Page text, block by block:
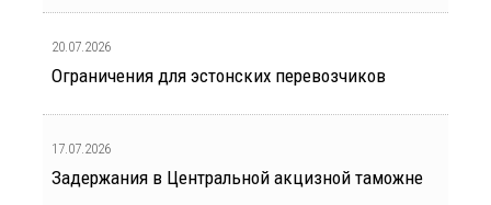
20.07.2026
Ограничения для эстонских перевозчиков
17.07.2026
Задержания в Центральной акцизной таможне